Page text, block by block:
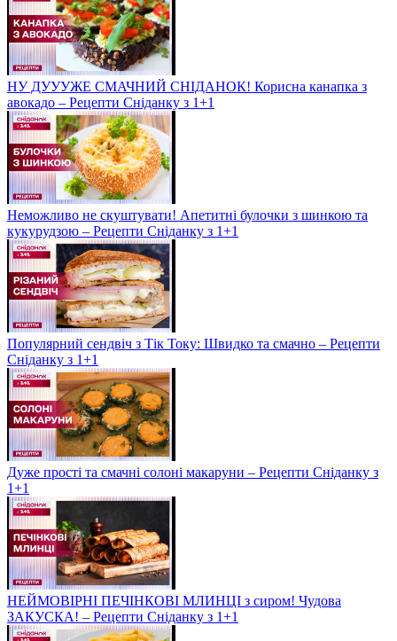
НУ ДУУУЖЕ СМАЧНИЙ СНІДАНОК! Корисна канапка з
авокадо – Рецепти Сніданку з 1+1
Неможливо не скуштувати! Апетитні булочки з шинкою та
кукурудзою – Рецепти Сніданку з 1+1
Популярний сендвіч з Тік Току: Швидко та смачно – Рецепти
Сніданку з 1+1
Дуже прості та смачні солоні макаруни – Рецепти Сніданку з
1+1
НЕЙМОВІРНІ ПЕЧІНКОВІ МЛИНЦІ з сиром! Чудова
ЗАКУСКА! – Рецепти Сніданку з 1+1